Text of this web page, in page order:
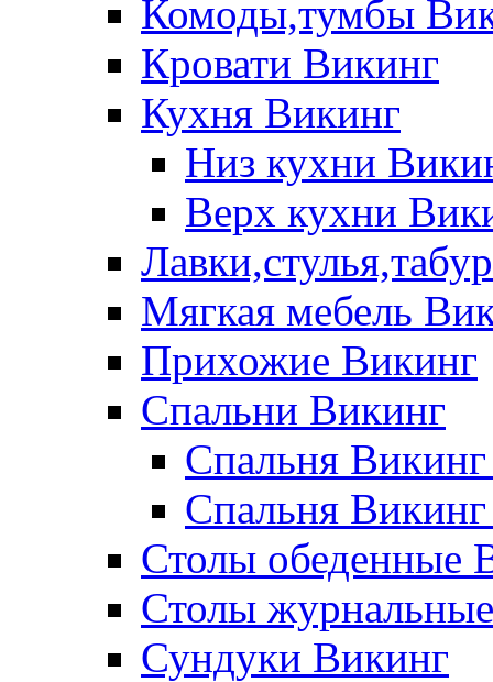
Комоды,тумбы
Кровати Викинг
Кухня Викинг
Низ кухни
Верх кухни
Мягкая мебель
Прихожие Викинг
Спальни Викинг
Спальня
Спальня
Столы обеденные
Столы
Сундуки Викинг